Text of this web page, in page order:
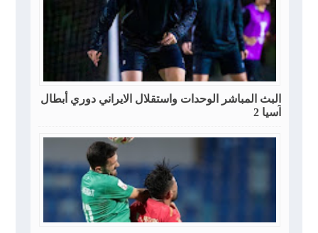
البث المباشر الوحدات واستقلال الايراني دوري أبطال
آسيا 2